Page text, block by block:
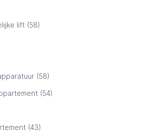
lift (58)
(58)
(54)
(43)